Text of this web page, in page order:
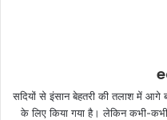
सदियों से इंसान बेहतरी की तलाश में आगे
के लिए किया गया है। लेकिन कभी-